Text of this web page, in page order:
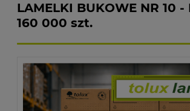
LAMELKI BUKOWE NR 10 -
160 000 szt.